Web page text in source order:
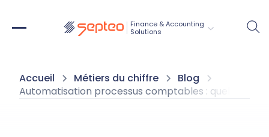
Finance & Accounting
Solutions
Accueil Métiers du chiffre
Blog
Automatisation processus comptables : quels sont